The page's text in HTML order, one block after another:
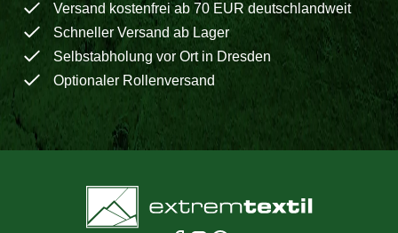
Versand kostenfrei ab 70 EUR deutschlandweit
Schneller Versand ab Lager
Selbstabholung vor Ort in Dresden
Optionaler Rollenversand